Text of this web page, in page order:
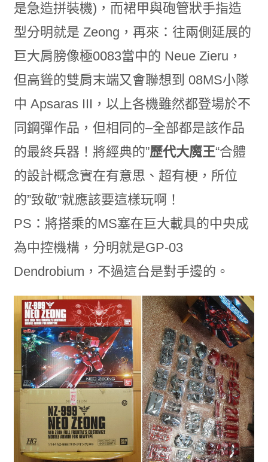
是急造拼裝機)，而裙甲與砲管狀手指造
型分明就是 Zeong，再來：往兩側延展的
巨大肩膀像極0083當中的 Neue Zieru，
但高聳的雙肩末端又會聯想到 08MS小隊
中 Apsaras III，以上各機雖然都登場於不
同鋼彈作品，但相同的–全部都是該作品
的最終兵器！將經典的”歷代大魔王“合體
的設計概念實在有意思、超有梗，所位
的”致敬”就應該要這樣玩啊！
PS：將搭乘的MS塞在巨大載具的中央成
為中控機構，分明就是GP-03
Dendrobium，不過這台是對手邊的。